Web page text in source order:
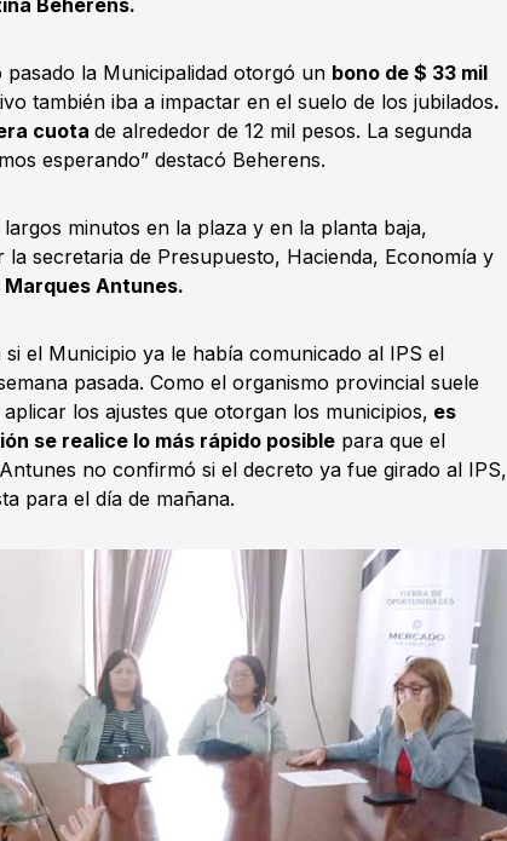
Beherens.
la Municipalidad otorgó un bono de $ 33 mil
también iba a impactar en el suelo de los jubilados.
cuota de alrededor de 12 mil pesos. La segunda
esperando” destacó Beherens.
minutos en la plaza y en la planta baja,
secretaria de Presupuesto, Hacienda, Economía y
Marques Antunes.
el Municipio ya le había comunicado al IPS el
pasada. Como el organismo provincial suele
los ajustes que otorgan los municipios, es
se realice lo más rápido posible para que el
no confirmó si el decreto ya fue girado al IPS,
para el día de mañana.